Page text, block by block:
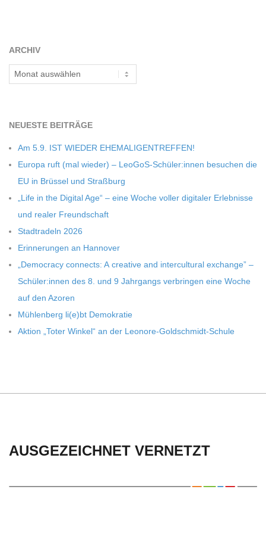
ARCHIV
Archiv
NEU­ESTE BEITRÄGE
Am 5.9. IST WIEDER EHEMALIGENTREFFEN!
Europa ruft (mal wie­der) – LeoGoS-Schüler:innen besu­chen die
EU in Brüs­sel und Straßburg
„Life in the Digi­tal Age“ – eine Woche vol­ler digi­ta­ler Erleb­nisse
und rea­ler Freundschaft
Stadt­ra­deln 2026
Erin­ne­run­gen an Hannover
„Demo­cracy con­nects: A crea­tive and inter­cul­tu­ral exch­ange” –
Schüler:innen des 8. und 9 Jahr­gangs ver­brin­gen eine Woche
auf den Azoren
Müh­len­berg li(e)bt Demokratie
Aktion „Toter Win­kel“ an der Leonore-Goldschmidt-Schule
AUSGEZEICHNET VERNETZT